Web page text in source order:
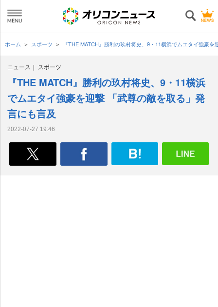
ホーム スポーツ 『THE MATCH』勝利の玖村将史、9・11横浜でムエタイ強豪
ニュース スポーツ
『THE MATCH』勝利の玖村将史、9・11横浜
でムエタイ強豪を迎撃 「武尊の敵を取る」発
言にも言及
2022-07-27 19:46